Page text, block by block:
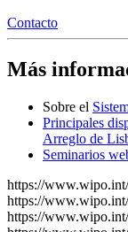
Contacto
Más
Sobre el ​​​​​​​
Principales
Arreglo de
Seminarios
https://www.wipo.int/
https://
https://